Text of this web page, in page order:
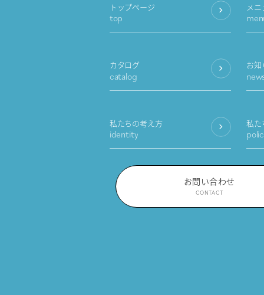
トップページ
top
メ
カタログ
catalog
お知
私たちの考え方
identity
私た
お問い合わせ
CONTACT